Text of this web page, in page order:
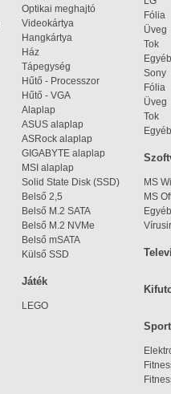
Fólia
Üveg
Tok
Egyéb
Sony
Fólia
Üveg
Tok
Egyéb
Optikai meghajtó
Videokártya
Hangkártya
Ház
Tápegység
Hűtő - Processzor
Hűtő - VGA
Alaplap
ASUS alaplap
ASRock alaplap
GIGABYTE alaplap
MSI alaplap
Solid State Disk (SSD)
Belső 2,5
Belső M.2 SATA
Belső M.2 NVMe
Belső mSATA
Külső SSD
MS
MS
Egyéb
Játék
LEGO